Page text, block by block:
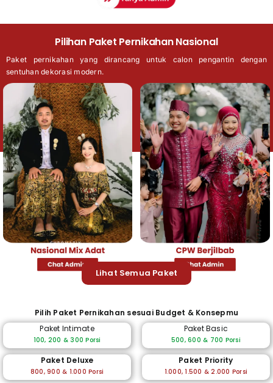
Pilihan Paket Pernikahan Nasional
Paket pernikahan yang dirancang untuk calon pengantin dengan
sentuhan dekorasi modern.
Lihat Semua Paket
Pilih Paket Pernikahan sesuai Budget & Konsepmu
Paket Intimate
100, 200 & 300 Porsi
Paket Basic
500, 600 & 700 Porsi
Paket Deluxe
800, 900 & 1.000 Porsi
Paket Priority
1.000, 1.500 & 2.000 Porsi